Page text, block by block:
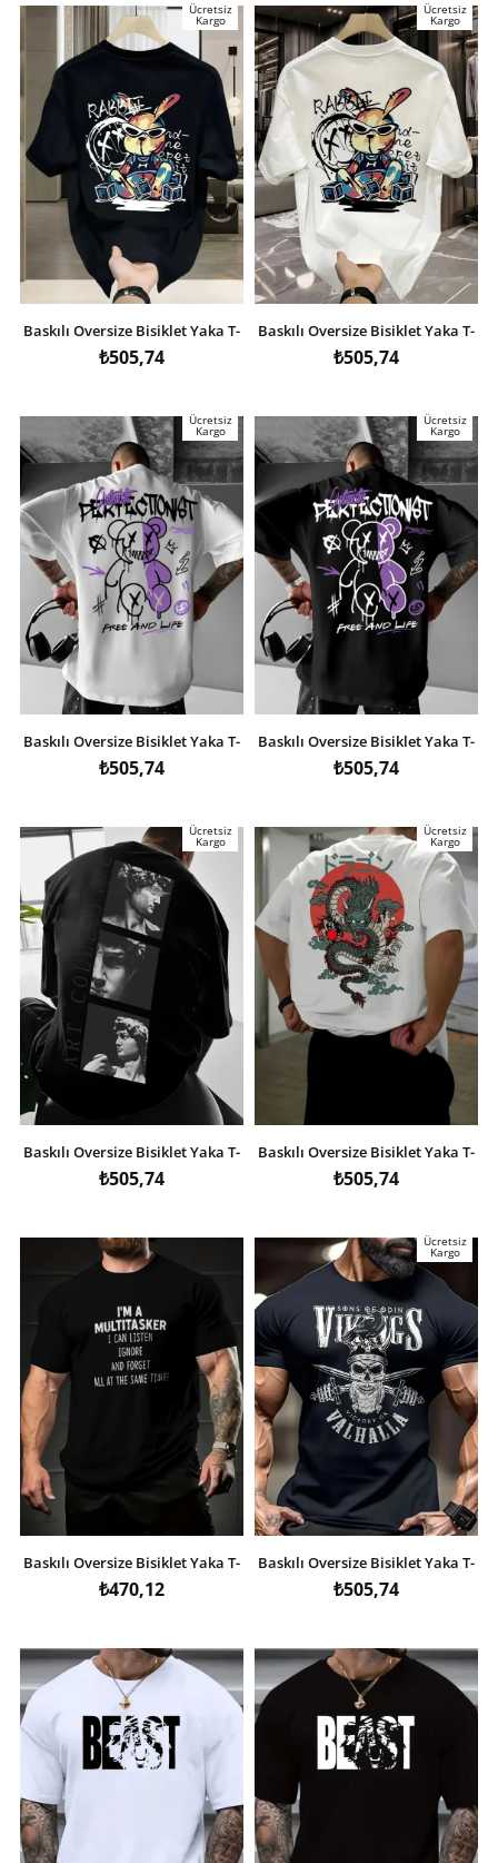
Ücretsiz
Kargo
Baskılı Oversize Bisiklet Yaka T-
shirt - Siyah
₺505,74
Ücretsiz
Kargo
Baskılı Oversize Bisiklet Yaka T-
shirt - Beyaz
₺505,74
Ücretsiz
Kargo
Baskılı Oversize Bisiklet Yaka T-
shirt - Beyaz
₺505,74
Ücretsiz
Kargo
Baskılı Oversize Bisiklet Yaka T-
shirt - Siyah
₺505,74
Ücretsiz
Kargo
Baskılı Oversize Bisiklet Yaka T-
shirt - Siyah
₺505,74
Ücretsiz
Kargo
Baskılı Oversize Bisiklet Yaka T-
shirt - Beyaz
₺505,74
Baskılı Oversize Bisiklet Yaka T-
shirt - Siyah
₺470,12
Ücretsiz
Kargo
Baskılı Oversize Bisiklet Yaka T-
shirt - Siyah
₺505,74